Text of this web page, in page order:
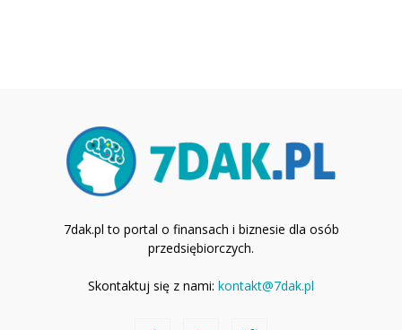
7dak.pl to portal o finansach i biznesie dla osób
przedsiębiorczych.
Skontaktuj się z nami: kontakt@7dak.pl